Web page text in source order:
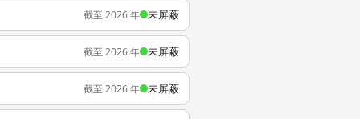
截至 2026 年 未屏蔽
截至 2026 年 未屏蔽
截至 2026 年 未屏蔽